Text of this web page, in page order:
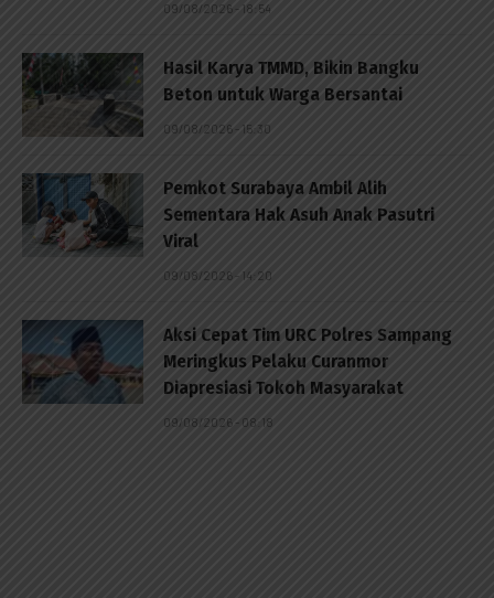
09/08/2026 - 18:54
Hasil Karya TMMD, Bikin Bangku
Beton untuk Warga Bersantai
09/08/2026 - 15:30
Pemkot Surabaya Ambil Alih
Sementara Hak Asuh Anak Pasutri
Viral
09/08/2026 - 14:20
Aksi Cepat Tim URC Polres Sampang
Meringkus Pelaku Curanmor
Diapresiasi Tokoh Masyarakat
09/08/2026 - 08:18